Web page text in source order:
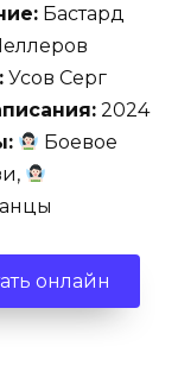
Бастард
Усов Серг
2024
Боевое
онлайн